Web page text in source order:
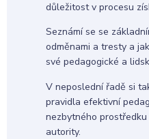
důležitost v procesu
Seznámí se se
odměnami a tresty a
své pedagogické a
V neposlední řadě si
pravidla efektivní
nezbytného
autority.